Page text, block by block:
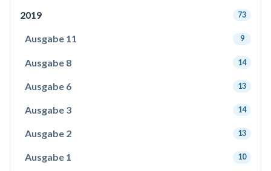
2019 73
Ausgabe 11 9
Ausgabe 8 14
Ausgabe 6 13
Ausgabe 3 14
Ausgabe 2 13
Ausgabe 1 10